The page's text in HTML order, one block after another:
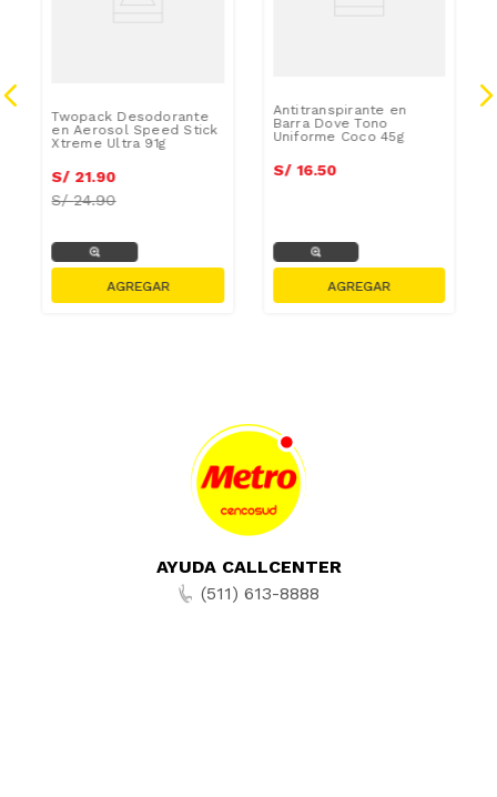
Twopack Desodorante
en Aerosol Speed Stick
Xtreme Ultra 91g
S/ 21.90
S/24.90
Antitranspirante en
Barra Dove Tono
Uniforme Coco 45g
S/ 16.50
AYUDA CALLCENTER
(511) 613-8888